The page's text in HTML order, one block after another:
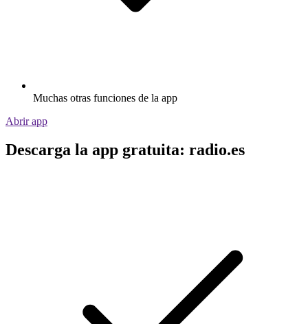
Muchas otras funciones de la app
Abrir app
Descarga la app gratuita: radio.es